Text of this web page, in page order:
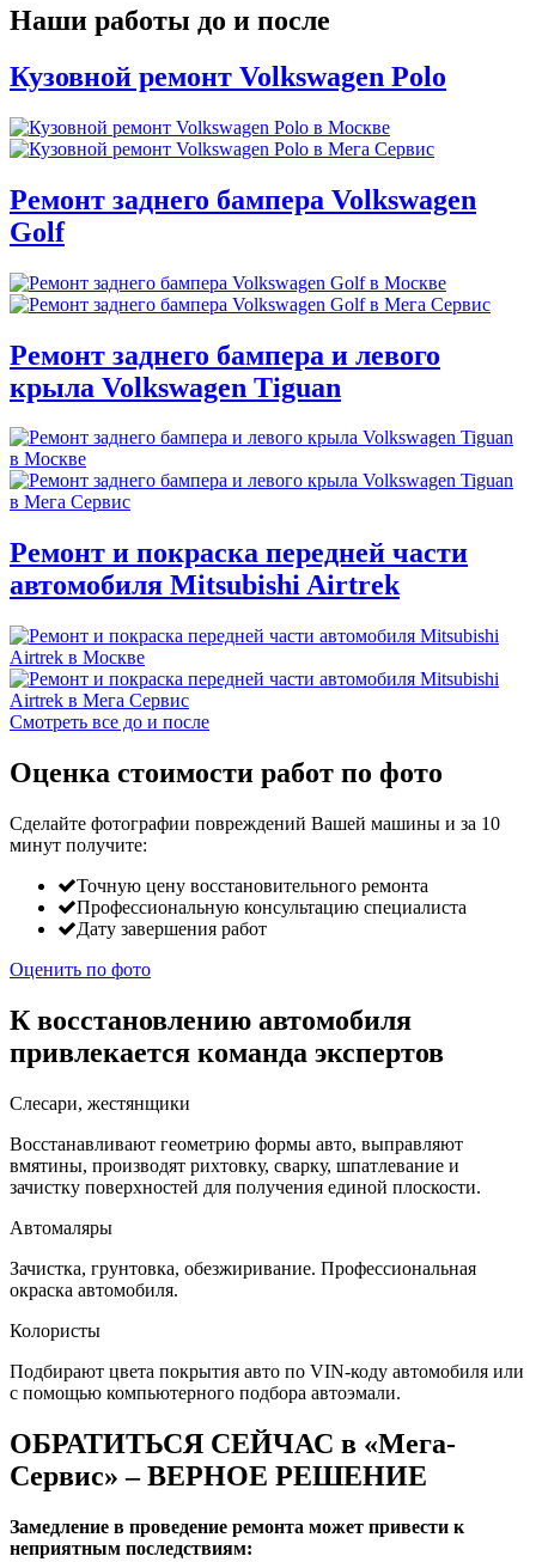
Наши работы до и после
Кузовной ремонт Volkswagen Polo
Ремонт заднего бампера Volkswagen
Golf
Ремонт заднего бампера и левого
крыла Volkswagen Tiguan
Ремонт и покраска передней части
автомобиля Mitsubishi Airtrek
Смотреть все до и после
Оценка стоимости работ по фото
Сделайте фотографии повреждений Вашей машины и за 10
минут получите:
Точную цену восстановительного ремонта
Профессиональную консультацию специалиста
Дату завершения работ
Оценить по фото
К восстановлению автомобиля
привлекается команда экспертов
Слесари, жестянщики
Восстанавливают геометрию формы авто, выправляют
вмятины, производят рихтовку, сварку, шпатлевание и
зачистку поверхностей для получения единой плоскости.
Автомаляры
Зачистка, грунтовка, обезжиривание. Профессиональная
окраска автомобиля.
Колористы
Подбирают цвета покрытия авто по VIN-коду автомобиля или
с помощью компьютерного подбора автоэмали.
ОБРАТИТЬСЯ СЕЙЧАС в «Мега-
Сервис» – ВЕРНОЕ РЕШЕНИЕ
Замедление в проведение ремонта может привести к
неприятным последствиям: